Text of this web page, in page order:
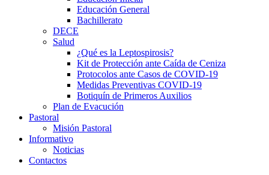
Educación General
Bachillerato
DECE
Salud
¿Qué es la Leptospirosis?
Kit de Protección ante Caída de Ceniza
Protocolos ante Casos de COVID-19
Medidas Preventivas COVID-19
Botiquín de Primeros Auxilios
Plan de Evacución
Pastoral
Misión Pastoral
Informativo
Noticias
Contactos